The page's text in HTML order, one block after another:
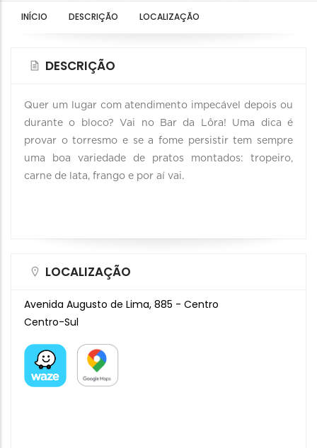
INÍCIO DESCRIÇÃO LOCALIZAÇÃO
DESCRIÇÃO
Quer um lugar com atendimento impecável depois ou
durante o bloco? Vai no Bar da Lôra! Uma dica é
provar o torresmo e se a fome persistir tem sempre
uma boa variedade de pratos montados: tropeiro,
carne de lata, frango e por aí vai.
LOCALIZAÇÃO
Avenida Augusto de Lima, 885 - Centro
Centro-Sul